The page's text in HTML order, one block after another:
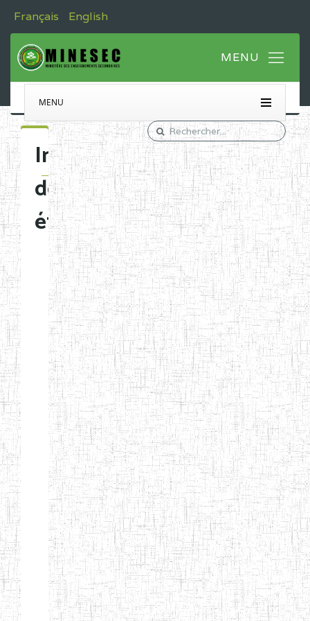
Français English
MENU
Immatriculation
des
établissements
Etablissements
d'enseignement
normal
ENI
Chercher:
Effacer les filtres
Denomination
Type